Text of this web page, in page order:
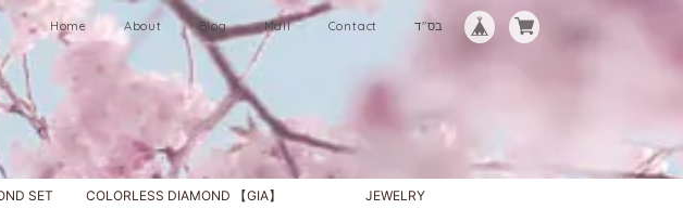
Home About Blog Mail Contact בס"ד
SET COLORLESS DIAMOND 【GIA】 JEWELRY